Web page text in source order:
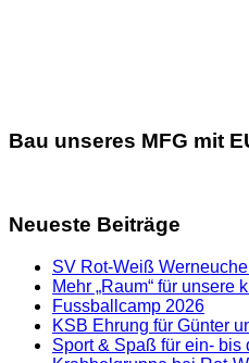
Bau unseres MFG mit
Neueste Beiträge
SV Rot-Weiß
Mehr „Raum“ für unsere
Fussballcamp 2026
KSB Ehrung für Günter
Sport & Spaß für ein- bis